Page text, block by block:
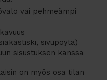
vai pehmeämpi
sivupöytä)
sisustuksen kanssa
on myös osa tilan